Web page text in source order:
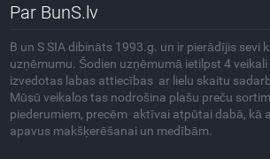
Par BunS.lv
B un S SIA dibināts 1993.g. un ir pierādījis sevi
uzņēmumu. Šodien uzņēmumā ietilpst 4
izvedotas labas attiecības ar lielu skaitu
Mūsū veikalos tas nodrošina plašu preču
piederumiem, precēm aktīvai atpūtai dabā, kā
apavus makšķerēšanai un medībām.